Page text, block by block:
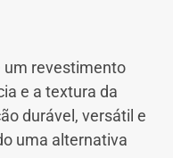
um revestimento
e a textura da
durável, versátil e
uma alternativa